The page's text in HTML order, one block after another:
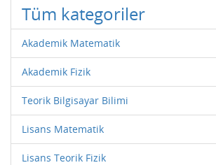
Tüm kategoriler
Akademik Matematik
Akademik Fizik
Teorik Bilgisayar Bilimi
Lisans Matematik
Lisans Teorik Fizik